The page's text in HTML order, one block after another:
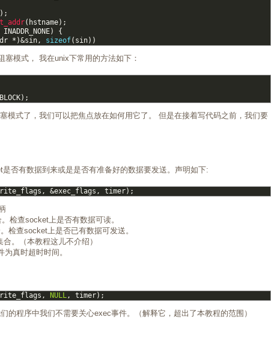
) ;
( hstname) ;
INADDR_NONE)
{
* )&sin, sizeof( sin) )
模式， 我在unix下常用的方法如下：
) ;
模式了，我们可以把焦点放在如何用它了。 但是在接着写代码之前，我们要
否有数据到来或是是否有准备好的数据要发送。声明如下:
, &exec_flags , timer) ;
socket上是否有数据可读。
socket上是否已有数据可发送。
本教程这儿不介绍）
超时时间。
, NULL, timer) ;
的程序中我们不需要关心exec事件。（解释它，超出了本教程的范围）